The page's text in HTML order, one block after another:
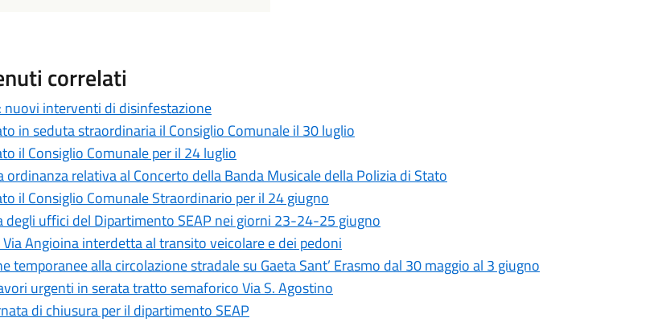
correlati
nuovi interventi di disinfestazione
in seduta straordinaria il Consiglio Comunale il 30 luglio
il Consiglio Comunale per il 24 luglio
ordinanza relativa al Concerto della Banda Musicale della Polizia di Stato
il Consiglio Comunale Straordinario per il 24 giugno
degli uffici del Dipartimento SEAP nei giorni 23-24-25 giugno
Angioina interdetta al transito veicolare e dei pedoni
temporanee alla circolazione stradale su Gaeta Sant’ Erasmo dal 30 maggio al 3 giugno
urgenti in serata tratto semaforico Via S. Agostino
di chiusura per il dipartimento SEAP